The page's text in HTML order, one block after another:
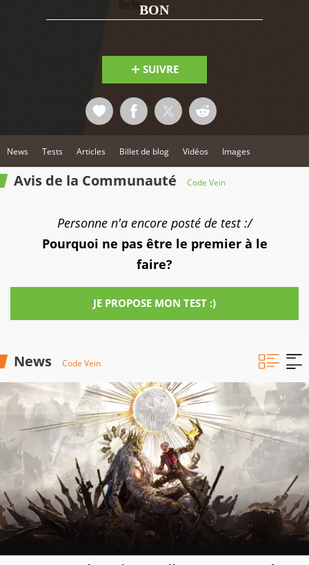
en fonction de votre style de combat favori. Coordonnez
vos attaques avec celle de votre partenaire et utilisez des
Blood Veils pour terrasser même les ennemis les plus
BON
SUIVRE
News Tests Articles Billet de blog Vidéos Images
Avis de la Communauté Code Vein
Personne n'a encore posté de test :/
Pourquoi ne pas être le premier à le
faire?
JE PROPOSE MON TEST :)
News Code Vein